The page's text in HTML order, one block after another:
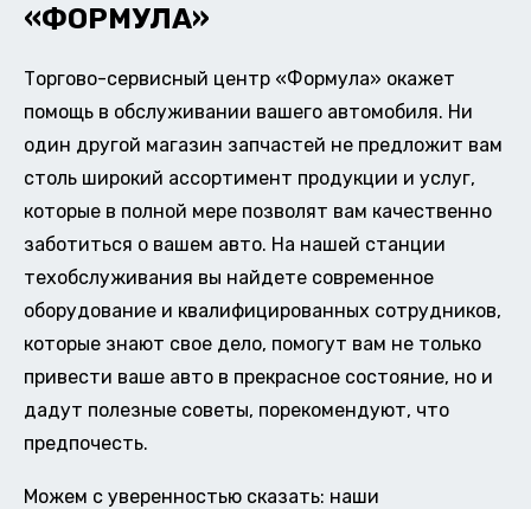
«ФОРМУЛА»
Торгово-сервисный центр «Формула» окажет
помощь в обслуживании вашего автомобиля. Ни
один другой магазин запчастей не предложит вам
столь широкий ассортимент продукции и услуг,
которые в полной мере позволят вам качественно
заботиться о вашем авто. На нашей станции
техобслуживания вы найдете современное
оборудование и квалифицированных сотрудников,
которые знают свое дело, помогут вам не только
привести ваше авто в прекрасное состояние, но и
дадут полезные советы, порекомендуют, что
предпочесть.
Можем с уверенностью сказать: наши